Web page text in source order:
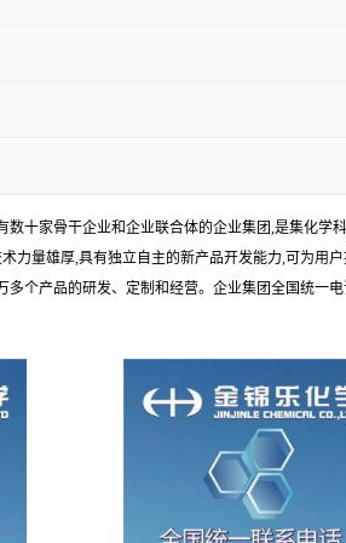
十家骨干企业和企业联合体的企业集团,是集化
量雄厚,具有独立自主的新产品开发能力,可为用
个产品的研发、定制和经营。企业集团全国统一电